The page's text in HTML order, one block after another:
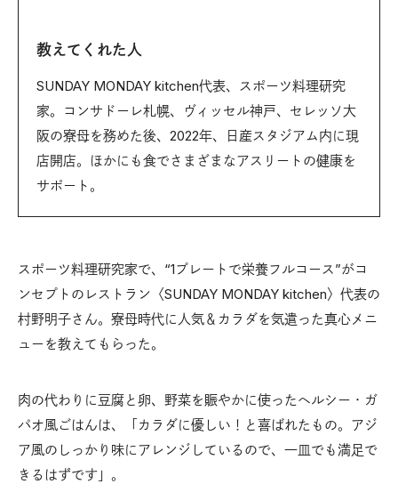
教えてくれた人
SUNDAY MONDAY kitchen代表、スポーツ料理研究
家。コンサドーレ札幌、ヴィッセル神戸、セレッソ大
阪の寮母を務めた後、2022年、日産スタジアム内に現
店開店。ほかにも食でさまざまなアスリートの健康を
サポート。
スポーツ料理研究家で、“1プレートで栄養フルコース”がコ
ンセプトのレストラン〈SUNDAY MONDAY kitchen〉代表の
村野明子さん。寮母時代に人気＆カラダを気遣った真心メニ
ューを教えてもらった。
肉の代わりに豆腐と卵、野菜を賑やかに使ったヘルシー・ガ
パオ風ごはんは、「カラダに優しい！と喜ばれたもの。アジ
ア風のしっかり味にアレンジしているので、一皿でも満足で
きるはずです」。